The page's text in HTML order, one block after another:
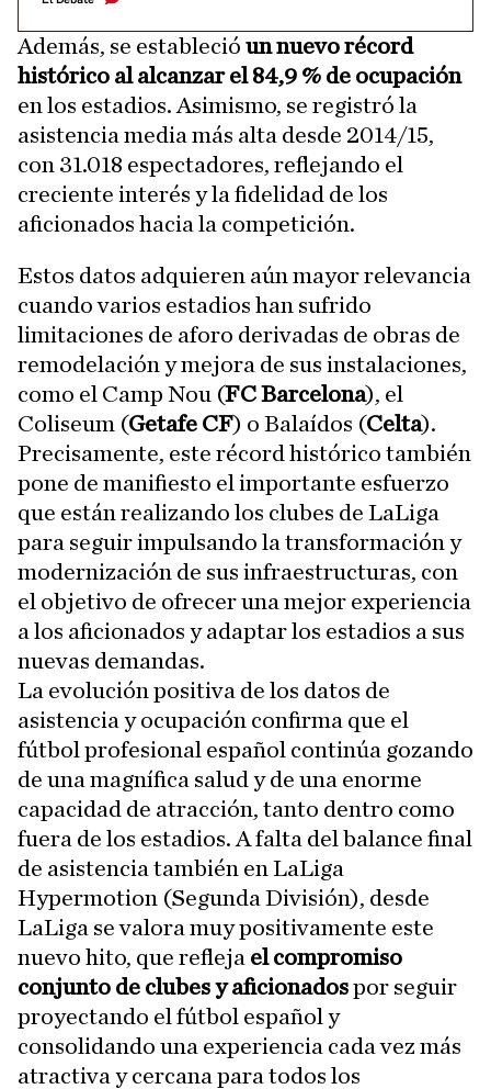
Además, se estableció un nuevo récord
histórico al alcanzar el 84,9 % de ocupación
en los estadios. Asimismo, se registró la
asistencia media más alta desde 2014/15,
con 31.018 espectadores, reflejando el
creciente interés y la fidelidad de los
aficionados hacia la competición.
Estos datos adquieren aún mayor relevancia
cuando varios estadios han sufrido
limitaciones de aforo derivadas de obras de
remodelación y mejora de sus instalaciones,
como el Camp Nou (FC Barcelona), el
Coliseum (Getafe CF) o Balaídos (Celta).
Precisamente, este récord histórico también
pone de manifiesto el importante esfuerzo
que están realizando los clubes de LaLiga
para seguir impulsando la transformación y
modernización de sus infraestructuras, con
el objetivo de ofrecer una mejor experiencia
a los aficionados y adaptar los estadios a sus
nuevas demandas.
La evolución positiva de los datos de
asistencia y ocupación confirma que el
fútbol profesional español continúa gozando
de una magnífica salud y de una enorme
capacidad de atracción, tanto dentro como
fuera de los estadios. A falta del balance final
de asistencia también en LaLiga
Hypermotion (Segunda División), desde
LaLiga se valora muy positivamente este
nuevo hito, que refleja el compromiso
conjunto de clubes y aficionadospor seguir
proyectando el fútbol español y
consolidando una experiencia cada vez más
atractiva y cercana para todos los